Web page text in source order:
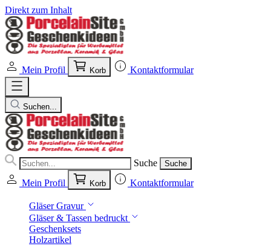
Direkt zum Inhalt
Mein Profil Korb Kontaktformular
Suchen...
Suche Suche
Mein Profil Korb Kontaktformular
Gläser Gravur
Gläser & Tassen bedruckt
Geschenksets
Holzartikel